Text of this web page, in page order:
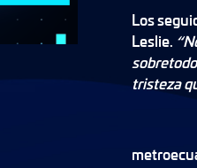
Los
Leslie.
tristeza